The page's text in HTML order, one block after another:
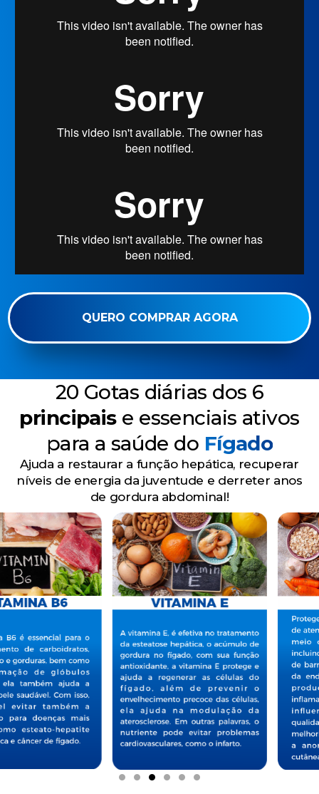
QUERO COMPRAR AGORA
20 Gotas diárias dos 6
principaise essenciais ativos
para a saúde do Fígado
Ajuda a restaurar a função hepática, recuperar
níveis de energia da juventude e derreter anos
de gordura abdominal!